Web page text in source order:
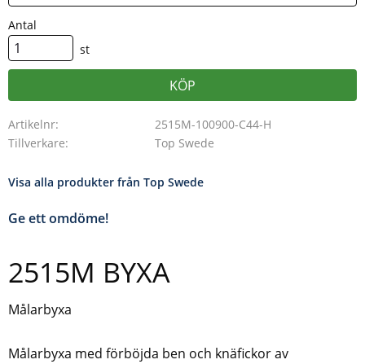
Antal
st
KÖP
Artikelnr
2515M-100900-C44-H
Tillverkare
Top Swede
Visa alla produkter från Top Swede
Ge ett omdöme!
2515M BYXA
Målarbyxa
Målarbyxa med förböjda ben och knäfickor av